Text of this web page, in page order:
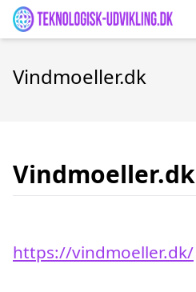
Vindmoeller.dk
Vindmoeller.dk
https://vindmoeller.dk/